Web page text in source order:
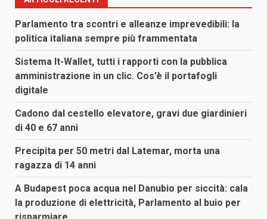
Parlamento tra scontri e alleanze imprevedibili: la
politica italiana sempre più frammentata
Sistema It-Wallet, tutti i rapporti con la pubblica
amministrazione in un clic. Cos’è il portafogli
digitale
Cadono dal cestello elevatore, gravi due giardinieri
di 40 e 67 anni
Precipita per 50 metri dal Latemar, morta una
ragazza di 14 anni
A Budapest poca acqua nel Danubio per siccità: cala
la produzione di elettricità, Parlamento al buio per